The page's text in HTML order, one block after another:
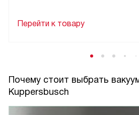
Перейти к товару
Почему стоит выбрать
Kuppersbusch